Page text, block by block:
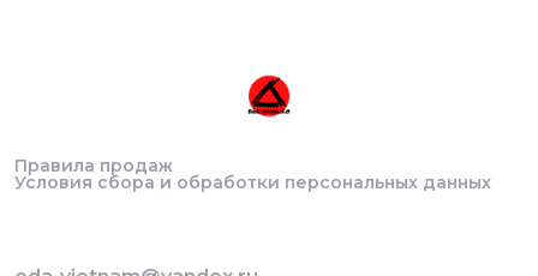
Правила продаж
Условия сбора и обработки персональных данных